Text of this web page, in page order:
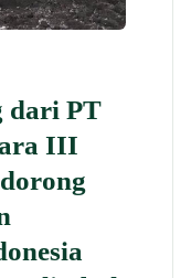
dari PT
III